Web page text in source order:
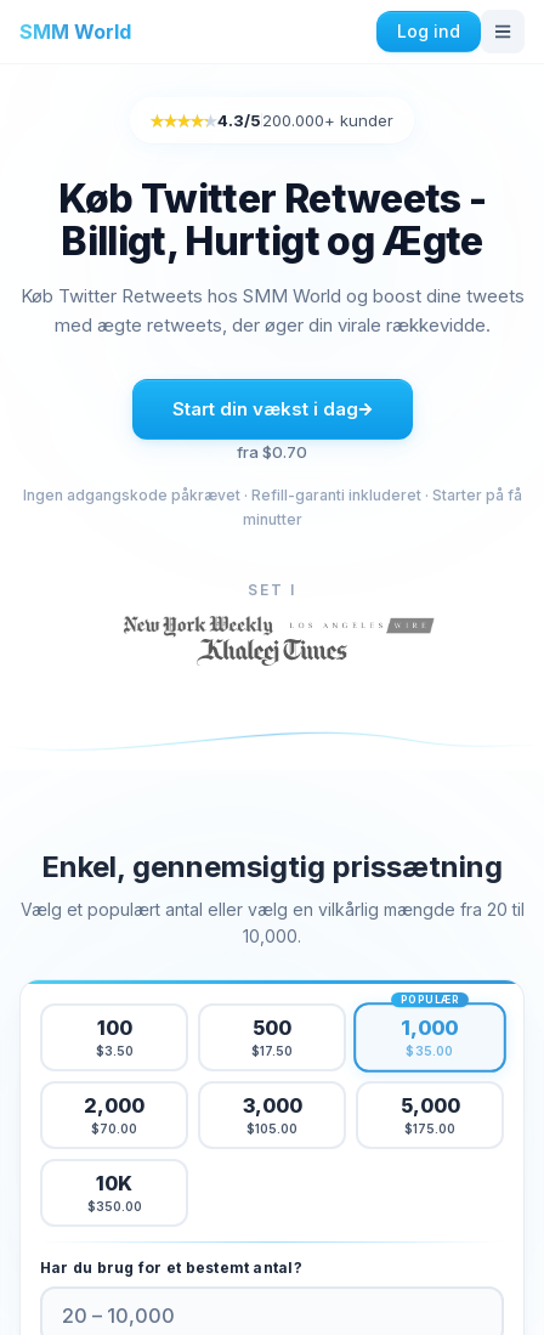
SMM World Log ind
Køb Instagram Auto Likes
Køb Instagram Følgere
Køb Instagram Likes
Køb Instagram Impressions
Køb visninger på Instagram
Køb Instagram Live Views
Facebook Tjenester
Køb Facebook Venneanmodninger
Køb Facebook Foto Likes
Køb Telegram Følgere
Køb Telegram Medlemmer
Køb Telegram Views
Tiktok Tjenester
Køb Tiktok Følgere
Køb Tiktok Likes
Køb tiktok live views
Køb Tiktok Views
Twitter Tjenester
Køb Twitter Følgere
Køb twitter X visninger
Rated 4.3 out of 5
4.3/5200.000+ kunder
Køb Twitter Retweets -
Billigt, Hurtigt og Ægte
Køb Twitter Retweets hos SMM World og boost dine tweets
med ægte retweets, der øger din virale rækkevidde.
Start din vækst i dag
fra $0.70
Ingen adgangskode påkrævet · Refill-garanti inkluderet · Starter på få
minutter
SET I
Enkel, gennemsigtig prissætning
Vælg et populært antal eller vælg en vilkårlig mængde fra 20 til
10,000.
100
$3.50
500
$17.50
POPULÆR
1,000
$35.00
2,000
$70.00
3,000
$105.00
5,000
$175.00
10K
$350.00
Har du brug for et bestemt antal?